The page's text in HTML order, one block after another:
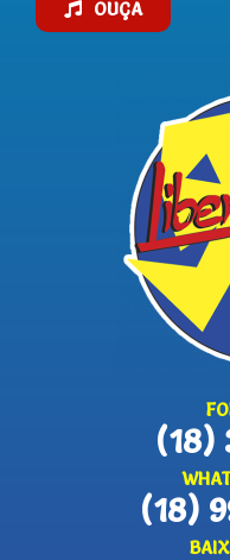
OUÇA
(18)
(18)